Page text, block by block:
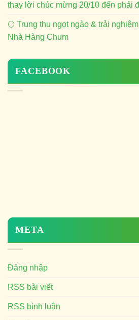
thay lời chúc mừng 20/10 đến phái
🌕 Trung thu ngọt ngào & trải
Nhà Hàng Chum
FACEBOOK
META
Đăng nhập
RSS bài viết
RSS bình luận